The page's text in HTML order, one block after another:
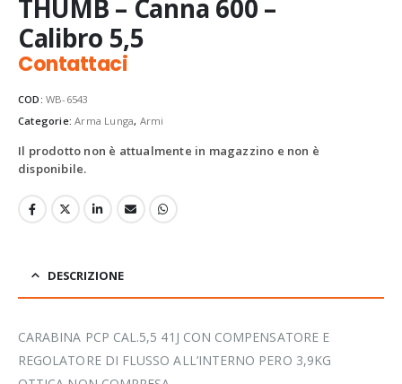
THUMB – Canna 600 –
Calibro 5,5
Contattaci
COD: WB-6543
Categorie:Arma Lunga, Armi
Il prodotto non è attualmente in magazzino e non è
disponibile.
DESCRIZIONE
CARABINA PCP CAL.5,5 41J CON COMPENSATORE E
REGOLATORE DI FLUSSO ALL’INTERNO PERO 3,9KG